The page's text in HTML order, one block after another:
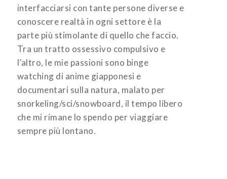
interfacciarsi con tante persone diverse e
conoscere realtà in ogni settore è la
parte più stimolante di quello che faccio.
Tra un tratto ossessivo compulsivo e
l’altro, le mie passioni sono binge
watching di anime giapponesi e
documentari sulla natura, malato per
snorkeling/sci/snowboard, il tempo libero
che mi rimane lo spendo per viaggiare
sempre più lontano.